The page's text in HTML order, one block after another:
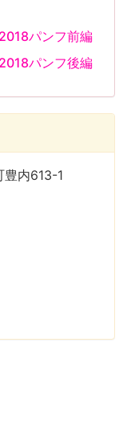
パンフ前編
パンフ後編
内613-1